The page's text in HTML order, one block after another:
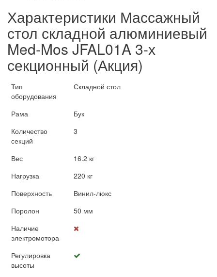
Характеристики Массажный
стол складной алюминиевый
Med-Mos JFAL01A 3-х
секционный (Акция)
Тип
оборудования
Складной стол
Рама
Бук
Количество
секций
3
Вес
16.2 кг
Нагрузка
220 кг
Поверхность
Винил-люкс
Поролон
50 мм
Наличие
электромотора
Регулировка
высоты